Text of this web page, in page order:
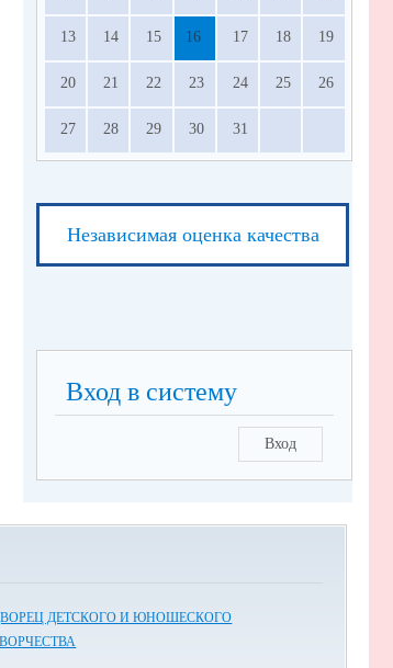
13 14 15 16 17 18 19
20 21 22 23 24 25 26
27 28 29 30 31
Независимая оценка качества
Вход в систему
Вход
ДЕТСКОГО И ЮНОШЕСКОГО